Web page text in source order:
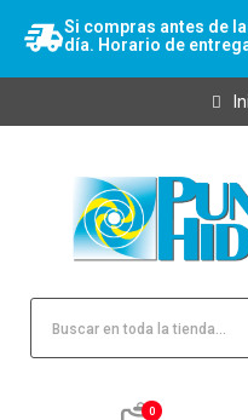
Si compras antes de
día. Horario de
0